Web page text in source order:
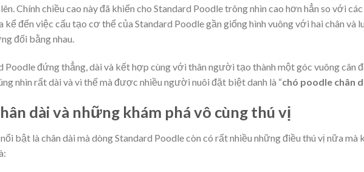
Chính chiều cao này đã khiến cho Standard Poodle trông nhìn cao hơn hẳn so với các
kể đến việc cấu tạo cơ thể của Standard Poodle gần giống hình vuông với hai chân và
đối bằng nhau.
Poodle đứng thẳng, dài và kết hợp cùng với thân người tạo thành một góc vuông cân
nhìn rất dài và vì thế mà được nhiều người nuôi đặt biệt danh là “chó poodle chân
dài và những khám phá vô cùng thú vị
bật là chân dài mà dòng Standard Poodle còn có rất nhiều những điều thú vị nữa mà